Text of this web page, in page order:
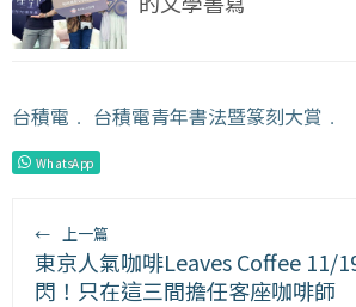
台積電 ﹒ 台積電青年書法暨篆刻大賞 ﹒
WhatsApp
← 上一篇
東京人氣咖啡Leaves Coffee 11/
閃！只在這三間擔任客座咖啡師